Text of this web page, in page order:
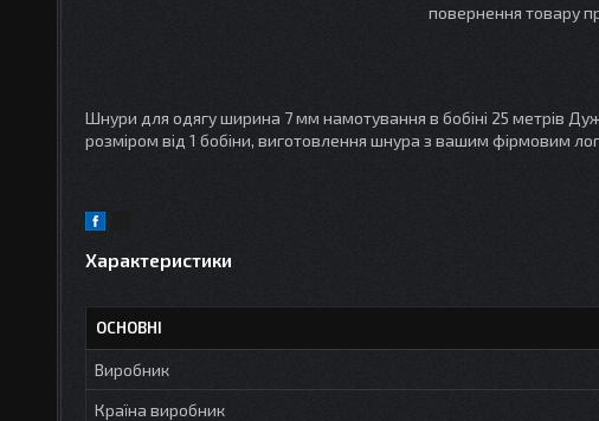
повернення товару
Шнури для одягу ширина 7 мм намотування в бобіні 25 метрів
розміром від 1 бобіни, виготовлення шнура з вашим фірмовим
Характеристики
ОСНОВНІ
Виробник
Країна виробник